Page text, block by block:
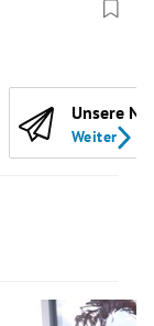
Unsere
Weiter